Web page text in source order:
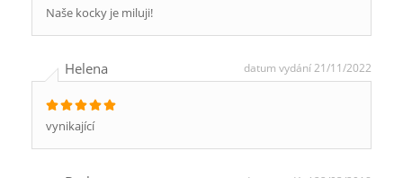
Naše kocky je miluji!
Helena datum vydání 21/11/2022
vynikající